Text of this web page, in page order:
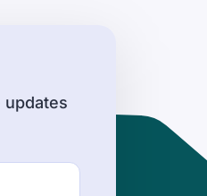
updates